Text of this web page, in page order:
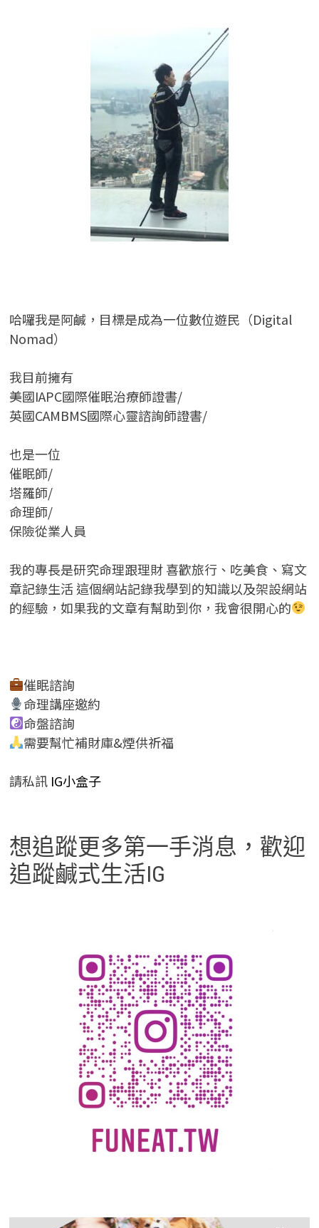
哈囉我是阿鹹，目標是成為一位數位遊民（Digital
Nomad）
我目前擁有
美國IAPC國際催眠治療師證書/
英國CAMBMS國際心靈諮詢師證書/
也是一位
催眠師/
塔羅師/
命理師/
保險從業人員
我的專長是研究命理跟理財 喜歡旅行、吃美食、寫文
章記錄生活 這個網站記錄我學到的知識以及架設網站
的經驗，如果我的文章有幫助到你，我會很開心的
催眠諮詢
命理講座邀約
命盤諮詢
需要幫忙補財庫&煙供祈福
請私訊IG小盒子
想追蹤更多第一手消息，歡迎
追蹤鹹式生活IG